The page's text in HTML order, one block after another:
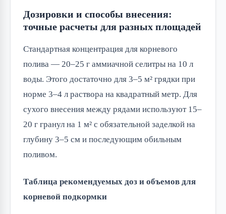
Дозировки и способы внесения:
точные расчеты для разных площадей
Стандартная концентрация для корневого
полива — 20–25 г аммиачной селитры на 10 л
воды. Этого достаточно для 3–5 м² грядки при
норме 3–4 л раствора на квадратный метр. Для
сухого внесения между рядами используют 15–
20 г гранул на 1 м² с обязательной заделкой на
глубину 3–5 см и последующим обильным
поливом.
Таблица рекомендуемых доз и объемов для
корневой подкормки